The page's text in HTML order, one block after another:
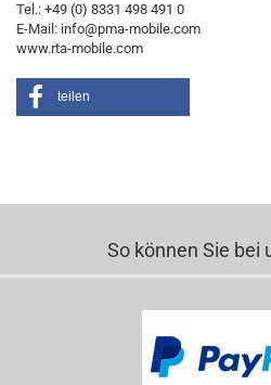
Tel.: +49 (0) 8331 498 491 0
E-Mail: info@pma-mobile.com
www.rta-mobile.com
teilen
So können Sie bei